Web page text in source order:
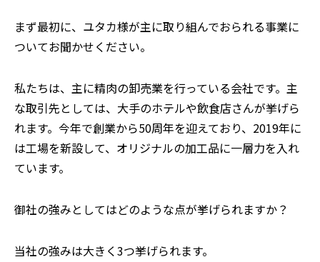
⸺まず最初に、ユタカ様が主に取り組んでおられる事業に
ついてお聞かせください。
私たちは、主に精肉の卸売業を行っている会社です。主
な取引先としては、大手のホテルや飲食店さんが挙げら
れます。今年で創業から50周年を迎えており、2019年に
は工場を新設して、オリジナルの加工品に一層力を入れ
ています。
⸺御社の強みとしてはどのような点が挙げられますか？
当社の強みは大きく3つ挙げられます。